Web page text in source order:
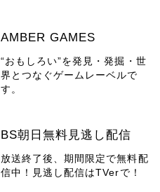
AMBER GAMES
“おもしろい”を発見・発掘・世
界とつなぐゲームレーベルで
す。
BS朝日無料見逃し配信
放送終了後、期間限定で無料配
信中！見逃し配信はTVerで！